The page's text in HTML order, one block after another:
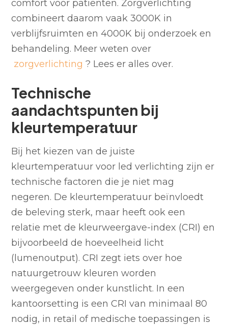
comfort voor patiënten. Zorgverlichting
combineert daarom vaak 3000K in
verblijfsruimten en 4000K bij onderzoek en
behandeling. Meer weten over
zorgverlichting ? Lees er alles over.
Technische
aandachtspunten bij
kleurtemperatuur
Bij het kiezen van de juiste
kleurtemperatuur voor led verlichting zijn er
technische factoren die je niet mag
negeren. De kleurtemperatuur beïnvloedt
de beleving sterk, maar heeft ook een
relatie met de kleurweergave-index (CRI) en
bijvoorbeeld de hoeveelheid licht
(lumenoutput). CRI zegt iets over hoe
natuurgetrouw kleuren worden
weergegeven onder kunstlicht. In een
kantoorsetting is een CRI van minimaal 80
nodig, in retail of medische toepassingen is